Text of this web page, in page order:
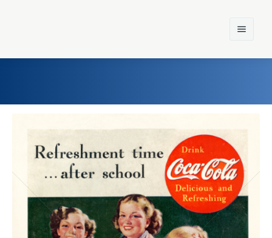
Einst und Heute
Marken
Konzerne
Epoche